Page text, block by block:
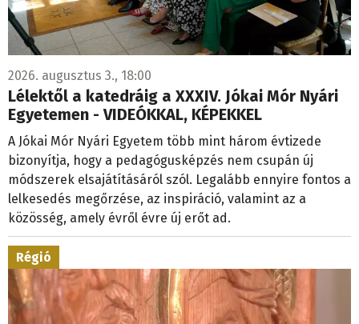
2026. augusztus 3., 18:00
Lélektől a katedráig a XXXIV. Jókai Mór Nyári
Egyetemen - VIDEÓKKAL, KÉPEKKEL
A Jókai Mór Nyári Egyetem több mint három évtizede
bizonyítja, hogy a pedagógusképzés nem csupán új
módszerek elsajátításáról szól. Legalább ennyire fontos a
lelkesedés megőrzése, az inspiráció, valamint az a
közösség, amely évről évre új erőt ad.
Régió